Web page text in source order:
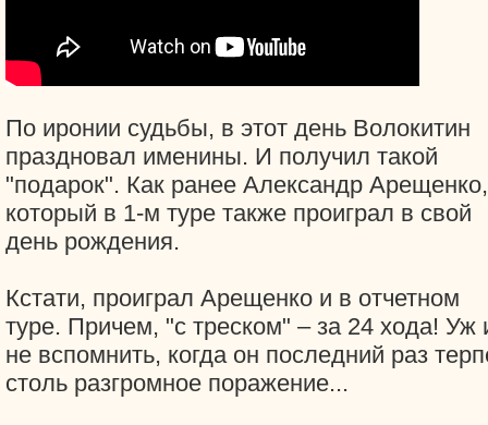
По иронии судьбы, в этот день Волокитин
праздновал именины. И получил такой
"подарок". Как ранее Александр Арещенко,
который в 1-м туре также проиграл в свой
день рождения.
Кстати, проиграл Арещенко и в отчетном
туре. Причем, "с треском" – за 24 хода! Уж
не вспомнить, когда он последний раз
столь разгромное поражение...